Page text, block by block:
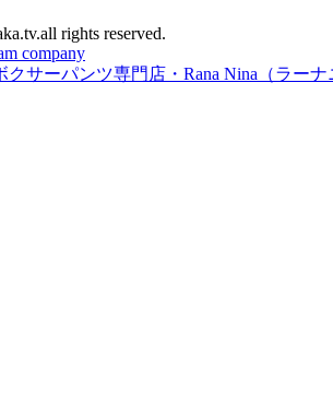
rights reserved.
company
クサーパンツ専門店・Rana Nina（ラー